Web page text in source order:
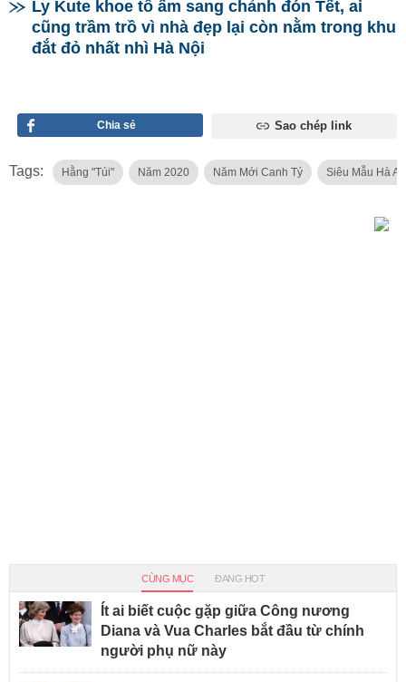
Ly Kute khoe tổ ấm sang chảnh đón Tết, ai
cũng trầm trồ vì nhà đẹp lại còn nằm trong khu
đắt đỏ nhất nhì Hà Nội
Chia sẻ Sao chép link
Tags: Hằng "túi" Năm 2020 Năm Mới Canh Tý Siêu Mẫu Hà
CÙNG MỤC ĐANG HOT
Ít ai biết cuộc gặp giữa Công nương
Diana và Vua Charles bắt đầu từ chính
người phụ nữ này